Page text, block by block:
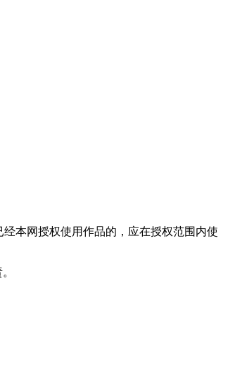
本网授权使用作品的，应在授权范围内使